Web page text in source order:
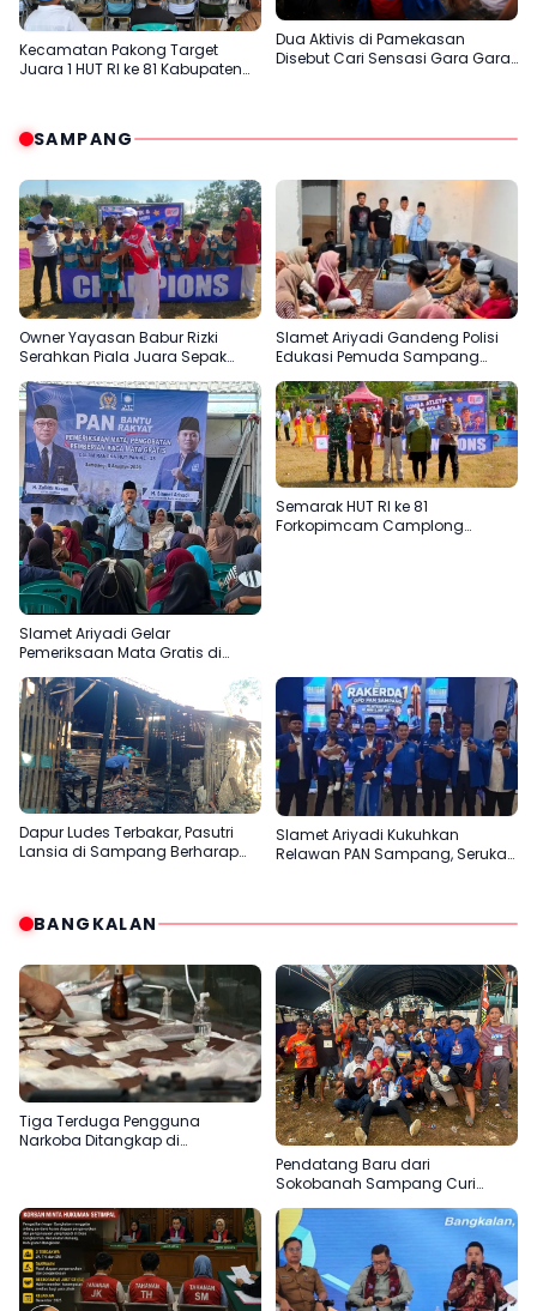
Kecamatan Pakong Target
Juara 1 HUT RI ke 81 Kabupaten
Dua Aktivis di Pamekasan
Disebut Cari Sensasi Gara Gara
SAMPANG
Owner Yayasan Babur Rizki
Serahkan Piala Juara Sepak
Slamet Ariyadi Gandeng Polisi
Edukasi Pemuda Sampang
Slamet Ariyadi Gelar
Pemeriksaan Mata Gratis di
Menjadikan Madura Basis PAN
Semarak HUT RI ke 81
Forkopimcam Camplong
Dapur Ludes Terbakar, Pasutri
Lansia di Sampang Berharap
Slamet Ariyadi Kukuhkan
Relawan PAN Sampang, Serukan
BANGKALAN
Tiga Terduga Pengguna
Narkoba Ditangkap di
Pendatang Baru dari
Sokobanah Sampang Curi
Bangkalan, Super Marcoet Juara
1 Galatama